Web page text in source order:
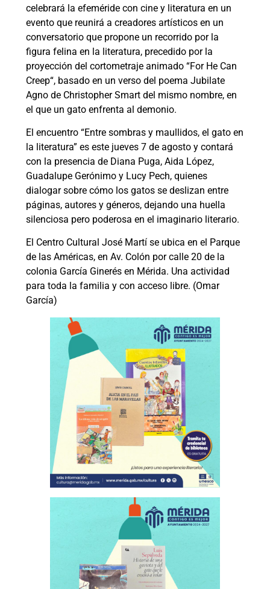
celebrará la efeméride con cine y literatura en un
evento que reunirá a creadores artísticos en un
conversatorio que propone un recorrido por la
figura felina en la literatura, precedido por la
proyección del cortometraje animado “For He Can
Creep“, basado en un verso del poema Jubilate
Agno de Christopher Smart del mismo nombre, en
el que un gato enfrenta al demonio.
El encuentro “Entre sombras y maullidos, el gato en
la literatura” es este jueves 7 de agosto y contará
con la presencia de Diana Puga, Aida López,
Guadalupe Gerónimo y Lucy Pech, quienes
dialogar sobre cómo los gatos se deslizan entre
páginas, autores y géneros, dejando una huella
silenciosa pero poderosa en el imaginario literario.
El Centro Cultural José Martí se ubica en el Parque
de las Américas, en Av. Colón por calle 20 de la
colonia García Ginerés en Mérida. Una actividad
para toda la familia y con acceso libre. (Omar
García)